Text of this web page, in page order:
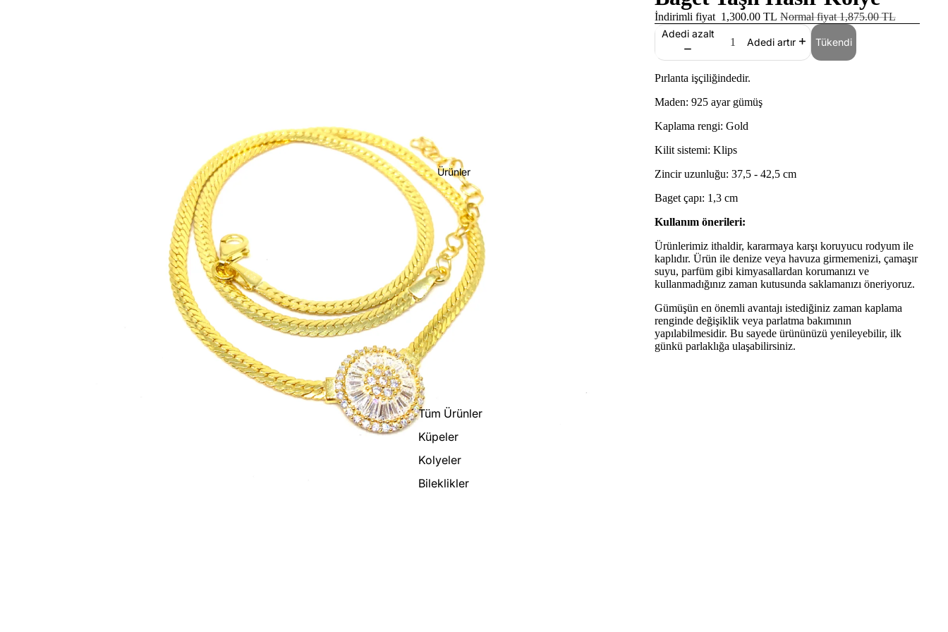
Ürünler
Tüm Ürünler
Küpeler
Kolyeler
Bileklikler
İndirimli fiyat 1,300.00 TL Normal fiyat1,875.00 TL
Adedi azalt
Adedi artır Tükendi
Pırlanta işçiliğindedir.
Maden: 925 ayar gümüş
Kaplama rengi: Gold
Kilit sistemi: Klips
Zincir uzunluğu: 37,5 - 42,5 cm
Baget çapı: 1,3 cm
Kullanım önerileri:
Ürünlerimiz ithaldir, kararmaya karşı koruyucu rodyum ile
kaplıdır. Ürün ile denize veya havuza girmemenizi, çamaşır
suyu, parfüm gibi kimyasallardan korumanızı ve
kullanmadığınız zaman kutusunda saklamanızı öneriyoruz.
Gümüşün en önemli avantajı istediğiniz zaman kaplama
renginde değişiklik veya parlatma bakımının
yapılabilmesidir. Bu sayede ürününüzü yenileyebilir, ilk
günkü parlaklığa ulaşabilirsiniz.